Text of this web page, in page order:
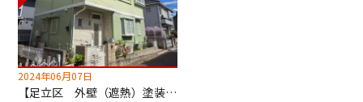
2024年06月07日
【足立区 外壁（遮熱）塗装・屋根カバー工法工事】深井塗装はカバー工法も専門！